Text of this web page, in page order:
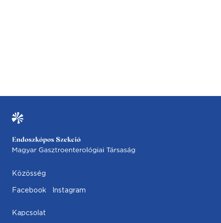
Közösség
Facebook Instagram
Kapcsolat